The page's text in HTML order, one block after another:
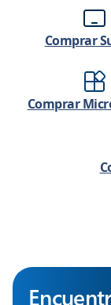
Comprar
Comprar